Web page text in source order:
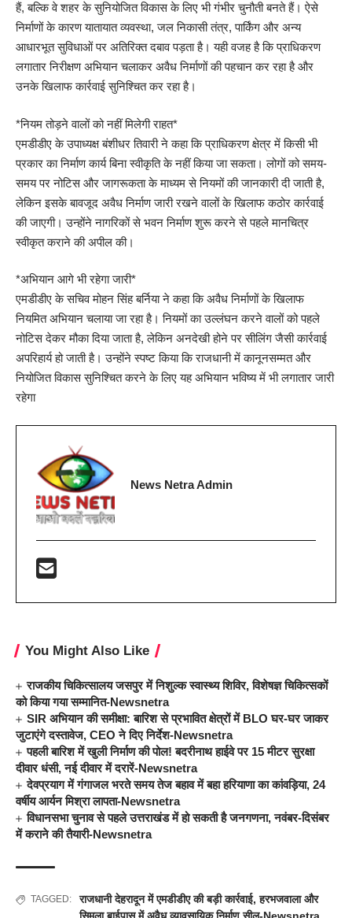
हैं, बल्कि वे शहर के सुनियोजित विकास के लिए भी गंभीर चुनौती बनते हैं। ऐसे
निर्माणों के कारण यातायात व्यवस्था, जल निकासी तंत्र, पार्किंग और अन्य
आधारभूत सुविधाओं पर अतिरिक्त दबाव पड़ता है। यही वजह है कि प्राधिकरण
लगातार निरीक्षण अभियान चलाकर अवैध निर्माणों की पहचान कर रहा है और
उनके खिलाफ कार्रवाई सुनिश्चित कर रहा है।
*नियम तोड़ने वालों को नहीं मिलेगी राहत*
एमडीडीए के उपाध्यक्ष बंशीधर तिवारी ने कहा कि प्राधिकरण क्षेत्र में किसी भी
प्रकार का निर्माण कार्य बिना स्वीकृति के नहीं किया जा सकता। लोगों को समय-
समय पर नोटिस और जागरूकता के माध्यम से नियमों की जानकारी दी जाती है,
लेकिन इसके बावजूद अवैध निर्माण जारी रखने वालों के खिलाफ कठोर कार्रवाई
की जाएगी। उन्होंने नागरिकों से भवन निर्माण शुरू करने से पहले मानचित्र
स्वीकृत कराने की अपील की।
*अभियान आगे भी रहेगा जारी*
एमडीडीए के सचिव मोहन सिंह बर्निया ने कहा कि अवैध निर्माणों के खिलाफ
नियमित अभियान चलाया जा रहा है। नियमों का उल्लंघन करने वालों को पहले
नोटिस देकर मौका दिया जाता है, लेकिन अनदेखी होने पर सीलिंग जैसी कार्रवाई
अपरिहार्य हो जाती है। उन्होंने स्पष्ट किया कि राजधानी में कानूनसम्मत और
नियोजित विकास सुनिश्चित करने के लिए यह अभियान भविष्य में भी लगातार जारी
रहेगा
News Netra Admin
You Might Also Like
राजकीय चिकित्सालय जसपुर में निशुल्क स्वास्थ्य शिविर, विशेषज्ञ चिकित्सकों
को किया गया सम्मानित-Newsnetra
SIR अभियान की समीक्षा: बारिश से प्रभावित क्षेत्रों में BLO घर-घर जाकर
जुटाएंगे दस्तावेज, CEO ने दिए निर्देश-Newsnetra
पहली बारिश में खुली निर्माण की पोल! बदरीनाथ हाईवे पर 15 मीटर सुरक्षा
दीवार धंसी, नई दीवार में दरारें-Newsnetra
देवप्रयाग में गंगाजल भरते समय तेज बहाव में बहा हरियाणा का कांवड़िया, 24
वर्षीय आर्यन मिश्रा लापता-Newsnetra
विधानसभा चुनाव से पहले उत्तराखंड में हो सकती है जनगणना, नवंबर-दिसंबर
में कराने की तैयारी-Newsnetra
TAGGED: राजधानी देहरादून में एमडीडीए की बड़ी कार्रवाई,हरभजवाला और